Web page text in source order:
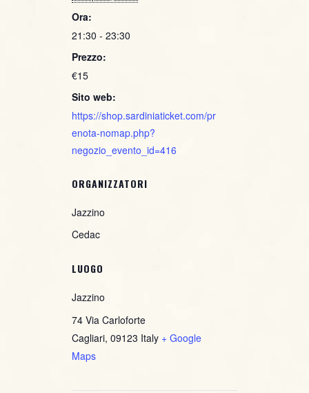
Ora:
21:30 - 23:30
Prezzo:
€15
Sito web:
https://shop.sardiniaticket.com/pr
enota-nomap.php?
negozio_evento_id=416
LUOGO
Jazzino
74 Via Carloforte
Cagliari, 09123 Italy + Google
Maps
ORGANIZZATORI
Jazzino
Cedac